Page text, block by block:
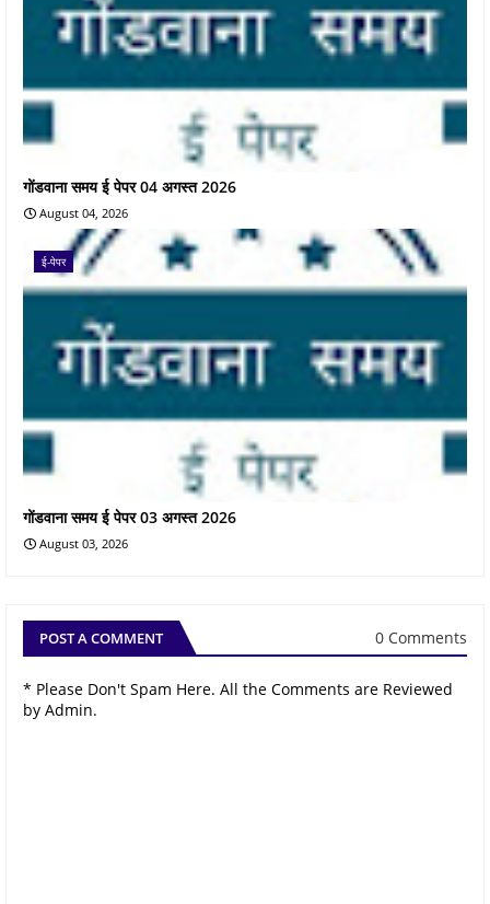
गोंडवाना समय ई पेपर 04 अगस्त 2026
August 04, 2026
ई-पेपर
गोंडवाना समय ई पेपर 03 अगस्त 2026
August 03, 2026
POST A COMMENT 0 Comments
* Please Don't Spam Here. All the Comments are Reviewed
by Admin.